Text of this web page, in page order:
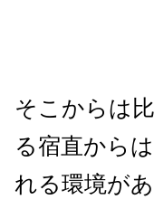
そこからは
る宿直から
れる環境があ